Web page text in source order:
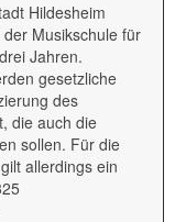
Hildesheim
Musikschule für
Jahren.
gesetzliche
des
die auch die
sollen. Für die
allerdings ein